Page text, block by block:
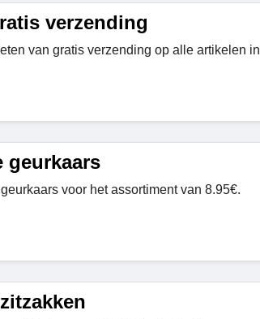
verzending
van gratis verzending op alle artikelen in
geurkaars
voor het assortiment van 8.95€.